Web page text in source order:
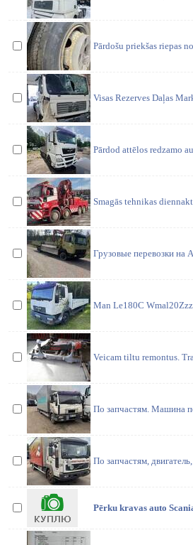
Pārdošu priekšas riepas
Visas Rezerves Daļas
Pārdod attēlos redzamo
Smagās tehnikas
Грузовые перевозки на
Man Le180C
Veicam tiltu remontus.
По запчастям. Машина
По запчастям,
Pērku kravas auto